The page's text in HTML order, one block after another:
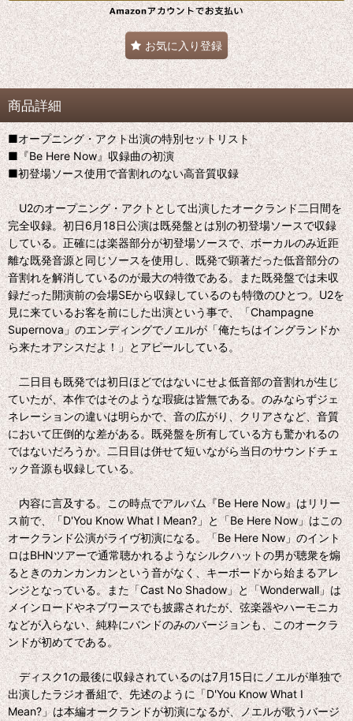
お気に入り登録
商品詳細
■オープニング・アクト出演の特別セットリスト
■『Be Here Now』収録曲の初演
■初登場ソース使用で音割れのない高音質収録
U2のオープニング・アクトとして出演したオークランド二日間を
完全収録。初日6月18日公演は既発盤とは別の初登場ソースで収録
している。正確には楽器部分が初登場ソースで、ボーカルのみ近距
離な既発音源と同じソースを使用し、既発で顕著だった低音部分の
音割れを解消しているのが最大の特徴である。また既発盤では未収
録だった開演前の会場SEから収録しているのも特徴のひとつ。U2を
見に来ているお客を前にした出演という事で、「Champagne
Supernova」のエンディングでノエルが「俺たちはイングランドか
ら来たオアシスだよ！」とアピールしている。
二日目も既発では初日ほどではないにせよ低音部の音割れが生じ
ていたが、本作ではそのような瑕疵は皆無である。のみならずジェ
ネレーションの違いは明らかで、音の広がり、クリアさなど、音質
において圧倒的な差がある。既発盤を所有している方も驚かれるの
ではないだろうか。二日目は併せて短いながら当日のサウンドチェ
ック音源も収録している。
内容に言及する。この時点でアルバム『Be Here Now』はリリー
ス前で、「D'You Know What I Mean?」と「Be Here Now」はこの
オークランド公演がライヴ初演になる。「Be Here Now」のイント
ロはBHNツアーで通常聴かれるようなシルクハットの男が聴衆を煽
るときのカンカンカンという音がなく、キーボードから始まるアレ
ンジとなっている。また「Cast No Shadow」と「Wonderwall」は
メインロードやネブワースでも披露されたが、弦楽器やハーモニカ
などが入らない、純粋にバンドのみのバージョンも、このオークラ
ンドが初めてである。
ディスク1の最後に収録されているのは7月15日にノエルが単独で
出演したラジオ番組で、先述のように「D'You Know What I
Mean?」は本編オークランドが初演になるが、ノエルが歌うバージ